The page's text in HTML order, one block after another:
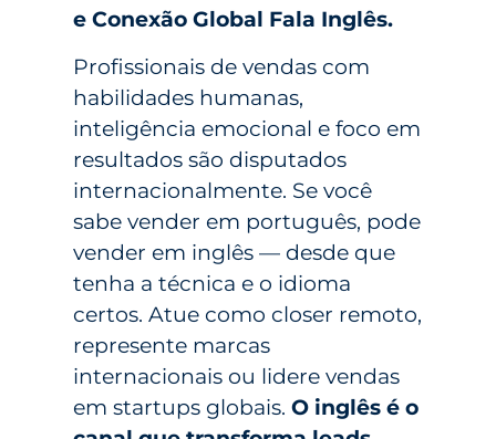
e Conexão Global Fala Inglês.
Profissionais de vendas com
habilidades humanas,
inteligência emocional e foco em
resultados são disputados
internacionalmente. Se você
sabe vender em português, pode
vender em inglês — desde que
tenha a técnica e o idioma
certos. Atue como closer remoto,
represente marcas
internacionais ou lidere vendas
em startups globais. O inglês é o